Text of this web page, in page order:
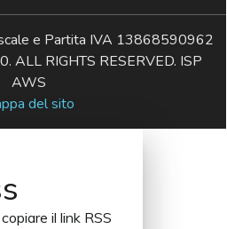
e Partita IVA 13868590962
RIGHTS RESERVED. ISP
AWS
del sito
il link RSS